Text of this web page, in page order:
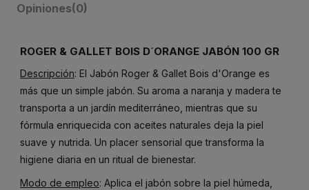
Opiniones(0)
ROGER & GALLET BOIS D´ORANGE JABÓN 100 GR
Descripción: El Jabón Roger & Gallet Bois d'Orange es
más que un simple jabón. Su aroma a naranja y madera te
transporta a un jardín mediterráneo, mientras que su
fórmula enriquecida con aceites naturales deja la piel
suave y nutrida. Un placer sensorial que transforma la
higiene diaria en un ritual de bienestar.
Modo de empleo: Aplica el jabón sobre la piel húmeda,